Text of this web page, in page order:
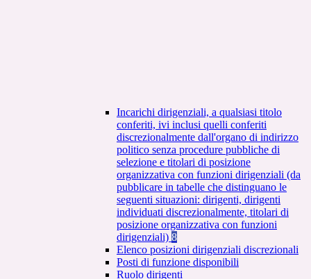
Incarichi dirigenziali, a qualsiasi titolo
conferiti, ivi inclusi quelli conferiti
discrezionalmente dall'organo di indirizzo
politico senza procedure pubbliche di
selezione e titolari di posizione
organizzativa con funzioni dirigenziali (da
pubblicare in tabelle che distinguano le
seguenti situazioni: dirigenti, dirigenti
individuati discrezionalmente, titolari di
posizione organizzativa con funzioni
dirigenziali) 8
Elenco posizioni dirigenziali discrezionali
Posti di funzione disponibili
Ruolo dirigenti